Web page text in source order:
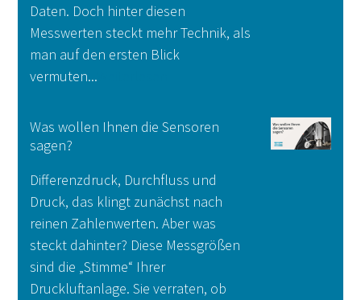
Daten. Doch hinter diesen
Messwerten steckt mehr Technik, als
man auf den ersten Blick
vermuten...Weiterlesen
Was wollen Ihnen die Sensoren
sagen?
Differenzdruck, Durchfluss und
Druck, das klingt zunächst nach
reinen Zahlenwerten. Aber was
steckt dahinter? Diese Messgrößen
sind die „Stimme“ Ihrer
Druckluftanlage. Sie verraten, ob